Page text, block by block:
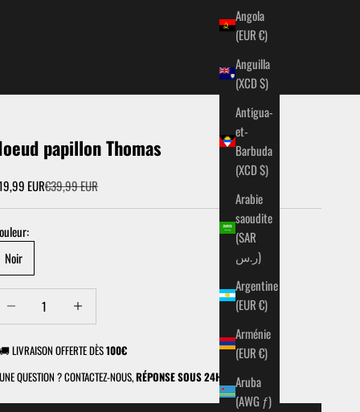
Angola
(EUR €)
Anguilla
(XCD $)
Antigua-
et-
Barbuda
(XCD $)
Arabie
saoudite
(SAR
ر.س)
Argentine
(EUR €)
Arménie
(EUR €)
Aruba
(AWG ƒ)
papillon Thomas
de vente
EURPrix normal
€39,99 EUR
Noir
Diminuer la quantitéAugmenter la quantité
🚚 LIVRAISON OFFERTE DÈS100€
UNE QUESTION ?CONTACTEZ-NOUS,RÉPONSE SOUS 24H